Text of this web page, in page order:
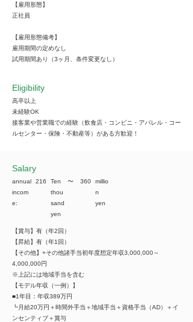
【雇用形態】
正社員
【雇用形態備考】
雇用期間の定めなし
試用期間あり（3ヶ月、条件変更なし）
Eligibility
高卒以上
未経験OK
接客業や営業職での経験（飲食店・コンビニ・アパレル・コー
ルセンター・保険・不動産等）がある方歓迎！
​Salary
annual
incom
e:
216
Ten
thou
sand
yen
​〜 360
millio
n
yen
【賞与】有（年2回）
【昇給】有（年1回）
【その他】+その他諸手当初年度想定年収3,000,000～
4,000,000円
※上記には地域手当を含む
【モデル年収（一例）】
■1年目：年収389万円
┗月給20万円＋時間外手当＋地域手当＋資格手当（AD）＋イ
ンセンティブ＋賞与